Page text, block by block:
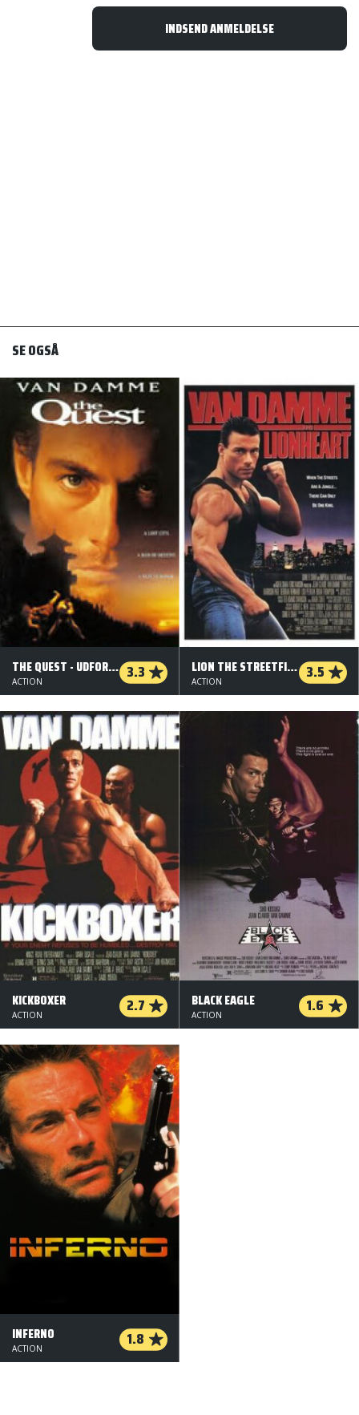
SE OGSÅ
THE QUEST - UDFORDRINGEN 3.3
ACTION
LION THE STREETFIGHTER 3.5
ACTION
KICKBOXER 2.7
ACTION
BLACK EAGLE 1.6
ACTION
INFERNO 1.8
ACTION